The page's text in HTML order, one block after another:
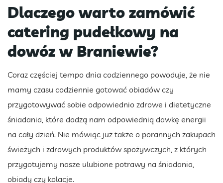
Dlaczego warto zamówić
catering pudełkowy na
dowóz w Braniewie?
Coraz częściej tempo dnia codziennego powoduje, że nie
mamy czasu codziennie gotować obiadów czy
przygotowywać sobie odpowiednio zdrowe i dietetyczne
śniadania, które dadzą nam odpowiednią dawkę energii
na cały dzień. Nie mówiąc już także o porannych zakupach
świeżych i zdrowych produktów spożywczych, z których
przygotujemy nasze ulubione potrawy na śniadania,
obiady czy kolacje.